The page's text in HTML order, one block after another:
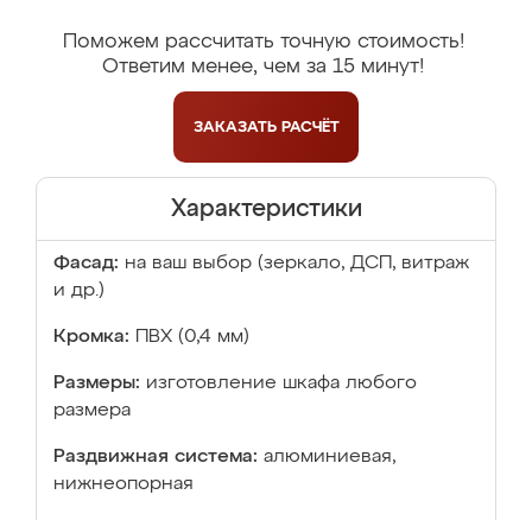
Поможем рассчитать точную стоимость!
Ответим менее, чем за 15 минут!
ЗАКАЗАТЬ РАСЧЁТ
Характеристики
Фасад: на ваш выбор (зеркало, ДСП, витраж
и др.)
Кромка: ПВХ (0,4 мм)
Размеры: изготовление шкафа любого
размера
Раздвижная система: алюминиевая,
нижнеопорная